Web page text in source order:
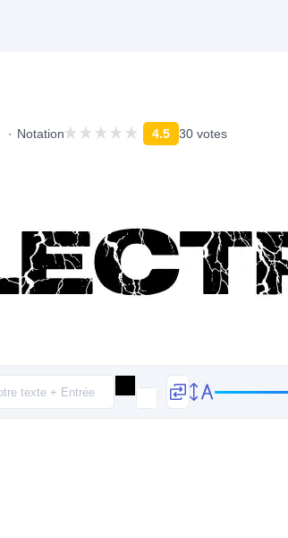
Notation 4.5 30 votes